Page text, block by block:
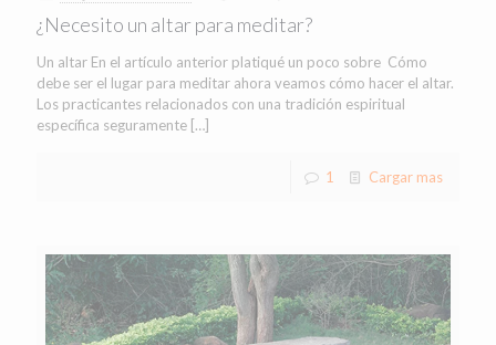
¿Necesito un altar para meditar?
Un altar En el artículo anterior platiqué un poco sobre Cómo
debe ser el lugar para meditar ahora veamos cómo hacer el altar.
Los practicantes relacionados con una tradición espiritual
específica seguramente […]
1 Cargar mas